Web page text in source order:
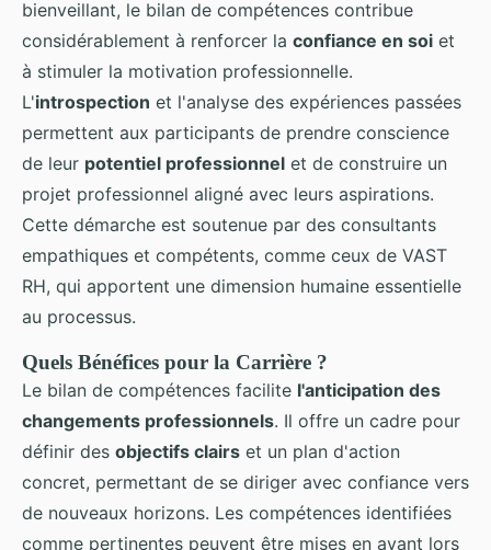
bienveillant, le bilan de compétences contribue
considérablement à renforcer la confiance en soi et
à stimuler la motivation professionnelle.
L'introspection et l'analyse des expériences passées
permettent aux participants de prendre conscience
de leur potentiel professionnel et de construire un
projet professionnel aligné avec leurs aspirations.
Cette démarche est soutenue par des consultants
empathiques et compétents, comme ceux de VAST
RH, qui apportent une dimension humaine essentielle
au processus.
Quels Bénéfices pour la Carrière ?
Le bilan de compétences facilite l'anticipation des
changements professionnels. Il offre un cadre pour
définir des objectifs clairs et un plan d'action
concret, permettant de se diriger avec confiance vers
de nouveaux horizons. Les compétences identifiées
comme pertinentes peuvent être mises en avant lors